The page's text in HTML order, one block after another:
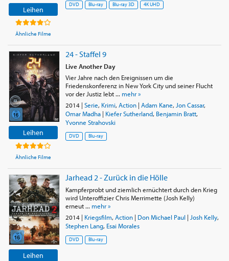
Leihen
Ähnliche Filme
DVD Blu-ray Blu-ray 3D 4K UHD
Leihen
Ähnliche Filme
24 - Staffel 9
Live Another Day
Vier Jahre nach den Ereignissen um die
Friedenskonferenz in New York City und seiner Flucht
vor der Justiz lebt ... mehr »
2014| Serie, Krimi, Action| Adam Kane, Jon Cassar,
Omar Madha| Kiefer Sutherland, Benjamin Bratt,
Yvonne Strahovski
DVD Blu-ray
Leihen
Jarhead 2 - Zurück in die Hölle
Kampferprobt und ziemlich ernüchtert durch den Krieg
wird Unteroffizier Chris Merrimette (Josh Kelly)
erneut ... mehr »
2014| Kriegsfilm, Action| Don Michael Paul| Josh Kelly,
Stephen Lang, Esai Morales
DVD Blu-ray